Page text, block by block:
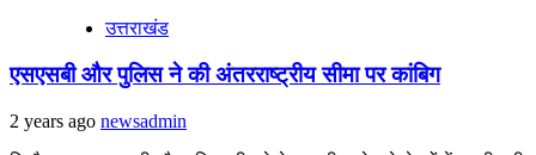
उत्तराखंड
एसएसबी और पुलिस ने की अंतरराष्ट्रीय सीमा पर कांबिग
2 years ago newsadmin